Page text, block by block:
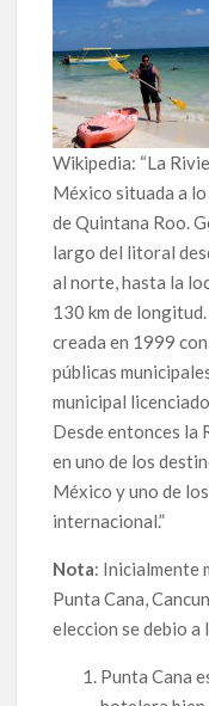
Wikipedia: “La
México situada a
de Quintana Roo.
largo del litoral
al norte, hasta la
130 km de
creada en 1999
públicas
municipal
Desde entonces la
en uno de los
México y uno de
internacional.”
Nota: Inicialmente
Punta Cana,
eleccion se debio
Punta Cana